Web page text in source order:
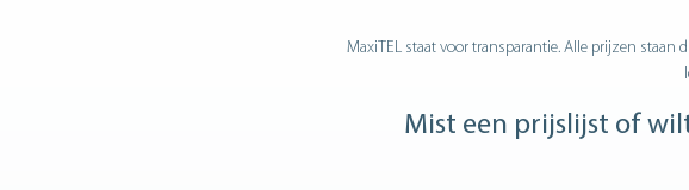
MaxiTEL staat voor transparantie. Alle prijzen
Mist een prijslijst of